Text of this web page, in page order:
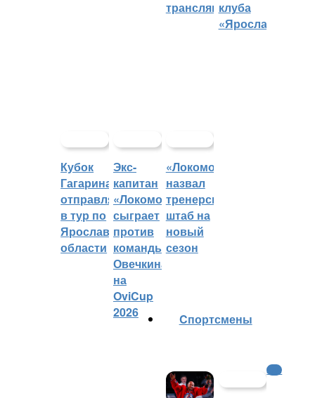
трансляцийклуба
«Ярославич»
Кубок
Гагарина
отправляется
в тур по
Ярославской
области
Экс-
капитан
«Локомотива»
сыграет
против
команды
Овечкина
на
OviCup
2026
«Локомотив»
назвал
тренерский
штаб на
новый
сезон
Cпортсмены
КХЛ